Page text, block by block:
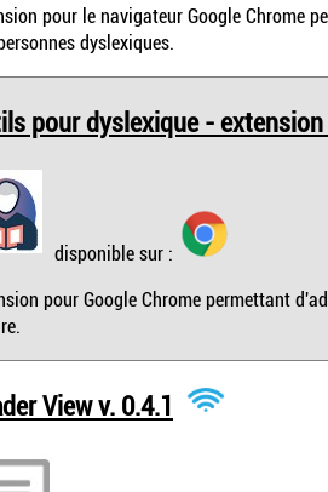
pour le navigateur Google Chrome
dyslexiques.
pour dyslexique -
disponible sur :
pour Google Chrome permettant
View v. 0.4.1